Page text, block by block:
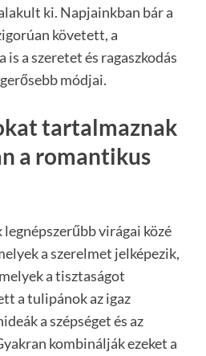
ki. Napjainkban bár a
követett, a
a szeretet és ragaszkodás
módjai.
tartalmaznak
a romantikus
virágai közé
a szerelmet jelképezik,
a tisztaságot
a tulipánok az igaz
a szépséget és az
kombinálják ezeket a